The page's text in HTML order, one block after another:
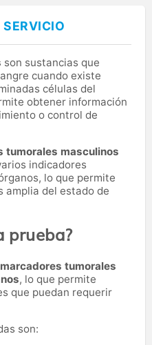
SERVICIO
son sustancias que
cuando existe
células del
obtener información
o control de
tumorales masculinos
indicadores
lo que permite
amplia del estado de
prueba?
marcadores tumorales
, lo que permite
que puedan requerir
son: